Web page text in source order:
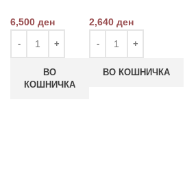
6,500 ден
ВО
КОШНИЧКА
2,640 ден
ВО КОШНИЧКА